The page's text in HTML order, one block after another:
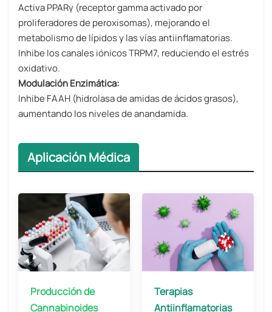
Activa PPARγ (receptor gamma activado por
proliferadores de peroxisomas), mejorando el
metabolismo de lípidos y las vías antiinflamatorias.
Inhibe los canales iónicos TRPM7, reduciendo el estrés
oxidativo.
Modulación Enzimática:
Inhibe FAAH (hidrolasa de amidas de ácidos grasos),
aumentando los niveles de anandamida.
Aplicación Médica
Producción de
Cannabinoides
Terapias
Antiinflamatorias